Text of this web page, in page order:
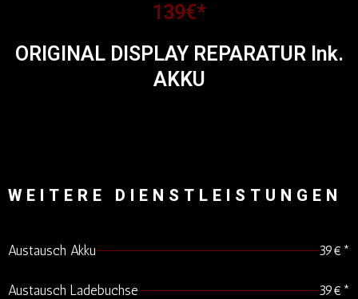
139€*
ORIGINAL DISPLAY REPARATUR Ink.
AKKU
WEITERE DIENSTLEISTUNGEN
Austausch Akku 39€*
Austausch Ladebuchse 39€*